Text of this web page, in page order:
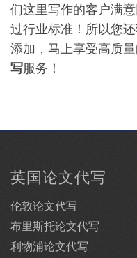
们这里写作的客户满
过行业标准！所以您
添加，马上享受高质
写服务！
英国论文代写
伦敦论文代写
布里斯托论文代写
利物浦论文代写